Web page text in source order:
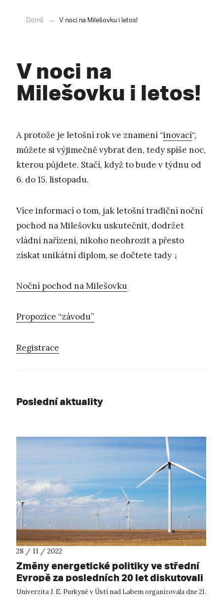
Domů V noci na Milešovku i letos!
V noci na
Milešovku i letos!
A protože je letošní rok ve znamení “inovací“,
můžete si výjimečně vybrat den, tedy spíše noc,
kterou půjdete. Stačí, když to bude v týdnu od
6. do 15. listopadu.
Více informací o tom, jak letošní tradiční noční
pochod na Milešovku uskutečnit, dodržet
vládní nařízení, nikoho neohrozit a přesto
získat unikátní diplom, se dočtete tady ↓
Noční pochod na Milešovku
Propozice “závodu”
Registrace
Poslední aktuality
28 / 11 / 2022
Změny energetické politiky ve střední
Evropě za posledních 20 let diskutovali
experti z Česka a Rakouska
Univerzita J. E. Purkyně v Ústí nad Labem organizovala dne 21.